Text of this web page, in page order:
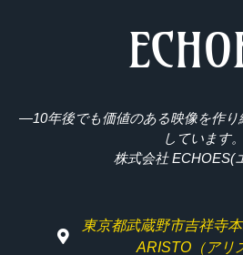
―10年後でも価値のある映像を作り
しています。
株式会社 ECHOES(
東京都武蔵野市吉祥寺
ARISTO（アリ